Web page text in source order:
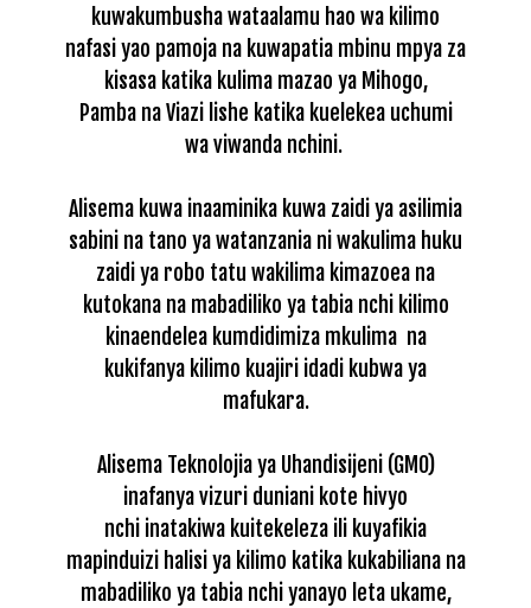
kuwakumbusha wataalamu hao wa kilimo
nafasiyao pamoja na kuwapatia mbinu mpya za
kisasa katika kulima mazao ya Mihogo,
Pamba na Viazi lishe katika kuelekea uchumi
wa viwanda nchini.
Alisema kuwa inaaminika kuwa zaidi ya asilimia
sabini na tano ya watanzania niwakulima huku
zaidi ya robo tatu wakilima kimazoea na
kutokana na mabadiliko ya tabia nchi kilimo
kinaendelea kumdidimiza mkulima na
kukifanya kilimo kuajiri idadi kubwa ya
mafukara.
Alisema Teknolojia ya Uhandisijeni (GMO)
inafanya vizuri duniani kote hivyo
nchi inatakiwa kuitekeleza ili kuyafikia
mapinduizi halisi ya kilimo katika kukabiliana na
mabadiliko ya tabia nchi yanayo leta ukame,